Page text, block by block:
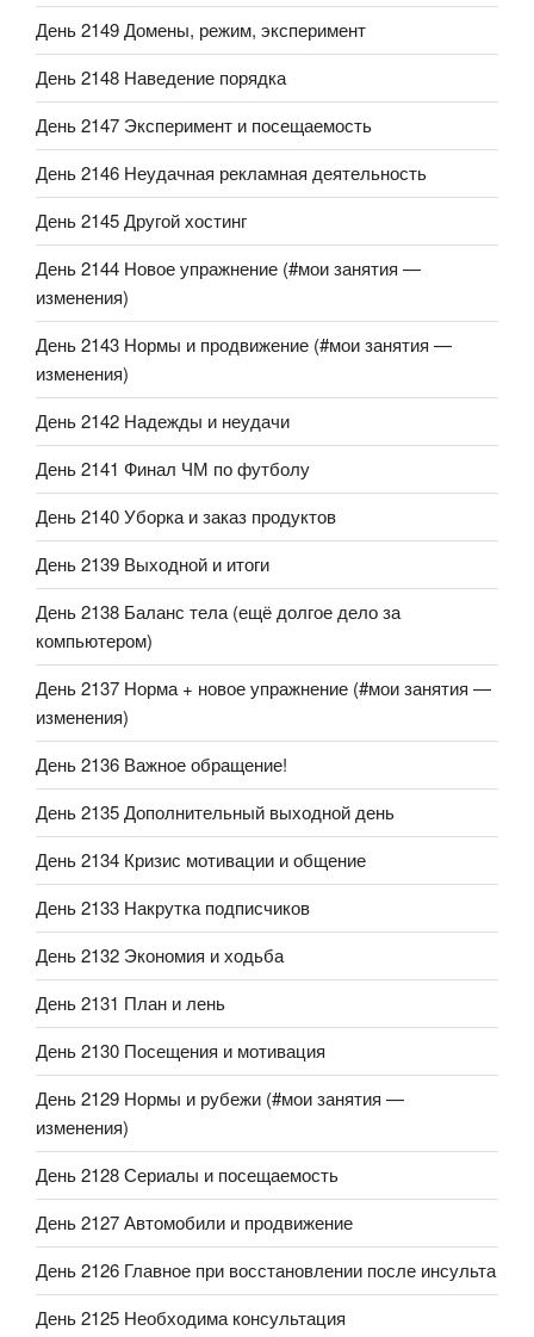
День 2149 Домены, режим, эксперимент
День 2148 Наведение порядка
День 2147 Эксперимент и посещаемость
День 2146 Неудачная рекламная деятельность
День 2145 Другой хостинг
День 2144 Новое упражнение (#мои занятия —
изменения)
День 2143 Нормы и продвижение (#мои занятия —
изменения)
День 2142 Надежды и неудачи
День 2141 Финал ЧМ по футболу
День 2140 Уборка и заказ продуктов
День 2139 Выходной и итоги
День 2138 Баланс тела (ещё долгое дело за
компьютером)
День 2137 Норма + новое упражнение (#мои занятия —
изменения)
День 2136 Важное обращение!
День 2135 Дополнительный выходной день
День 2134 Кризис мотивации и общение
День 2133 Накрутка подписчиков
День 2132 Экономия и ходьба
День 2131 План и лень
День 2130 Посещения и мотивация
День 2129 Нормы и рубежи (#мои занятия —
изменения)
День 2128 Сериалы и посещаемость
День 2127 Автомобили и продвижение
День 2126 Главное при восстановлении после инсульта
День 2125 Необходима консультация